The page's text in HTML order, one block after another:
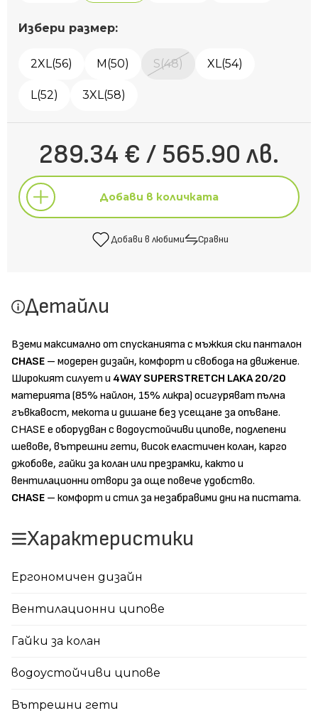
Избери размер:
2XL(56) M(50) S(48) XL(54)
L(52) 3XL(58)
289.34 € / 565.90 лв.
Добави в количката
Добави в любими Сравни
Детайли
Вземи максимално от спусканията с мъжкия ски панталон
CHASE – модерен дизайн, комфорт и свобода на движение.
Широкият силует и4WAY SUPERSTRETCH LAKA 20/20
материята (85% найлон, 15% ликра) осигуряват пълна
гъвкавост, мекота и дишане без усещане за опъване.
CHASE е оборудван с водоустойчиви ципове, подлепени
шевове, вътрешни гети, висок еластичен колан, карго
джобове, гайки за колан или презрамки, както и
вентилационни отвори за още повече удобство.
CHASE – комфорт и стил за незабравими дни на пистата.
Характеристики
Ергономичен дизайн
Вентилационни ципове
Гайки за колан
водоустойчиви ципове
Вътрешни гети